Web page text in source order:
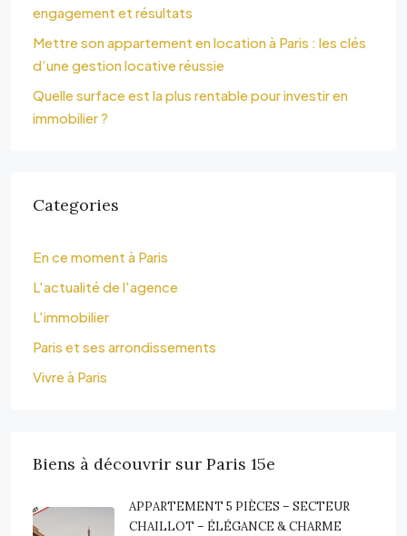
engagement et résultats
Mettre son appartement en location à Paris : les clés
d’une gestion locative réussie
Quelle surface est la plus rentable pour investir en
immobilier ?
Categories
En ce moment à Paris
L'actualité de l'agence
L'immobilier
Paris et ses arrondissements
Vivre à Paris
Biens à découvrir sur Paris 15e
APPARTEMENT 5 PIÈCES – SECTEUR
CHAILLOT – ÉLÉGANCE & CHARME